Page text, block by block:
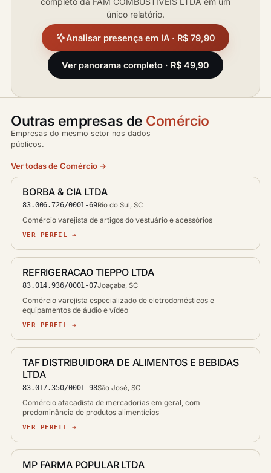
único relatório.
Analisar presença em IA · R$ 79,90
Ver panorama completo · R$ 49,90
Outras empresas de Comércio
Empresas do mesmo setor nos dados
públicos.
Ver todas de Comércio →
BORBA & CIA LTDA
83.006.726/0001-69Rio do Sul, SC
Comércio varejista de artigos do vestuário e acessórios
VER PERFIL →
REFRIGERACAO TIEPPO LTDA
83.014.936/0001-07Joaçaba, SC
Comércio varejista especializado de eletrodomésticos e
equipamentos de áudio e vídeo
VER PERFIL →
TAF DISTRIBUIDORA DE ALIMENTOS E BEBIDAS
LTDA
83.017.350/0001-98São José, SC
Comércio atacadista de mercadorias em geral, com
predominância de produtos alimentícios
VER PERFIL →
MP FARMA POPULAR LTDA